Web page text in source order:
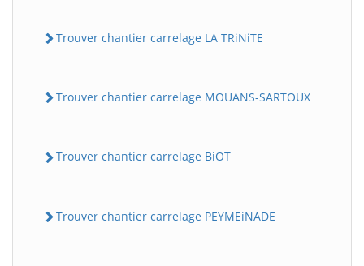
Trouver chantier carrelage LA TRiNiTE
Trouver chantier carrelage MOUANS-SARTOUX
Trouver chantier carrelage BiOT
Trouver chantier carrelage PEYMEiNADE